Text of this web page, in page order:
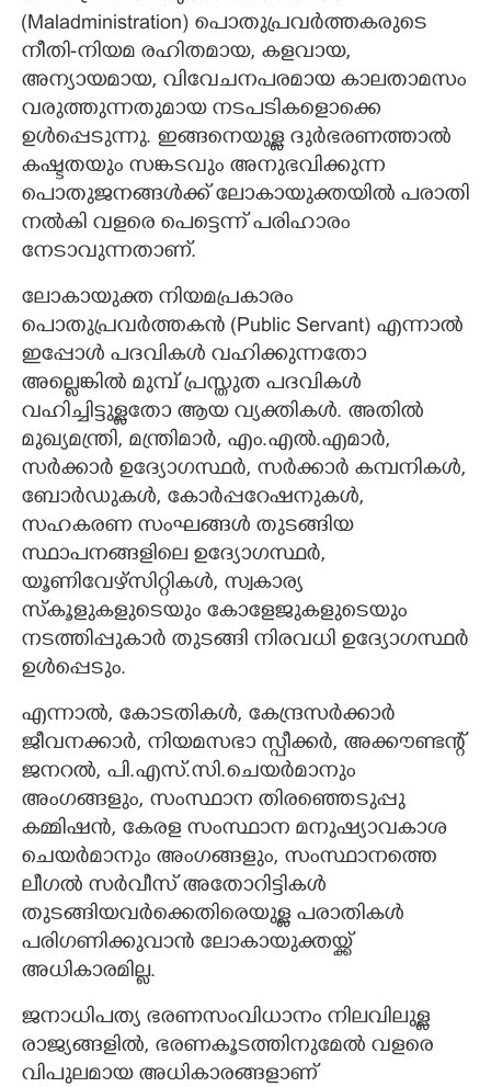
(Maladministration) പൊതുപ്രവർത്തകരുടെ
നീതി-നിയമ രഹിതമായ, കളവായ,
അന്യായമായ, വിവേചനപരമായ കാലതാമസം
വരുത്തുന്നതുമായ നടപടികളൊക്കെ
ഉൾപ്പെടുന്നു. ഇങ്ങനെയുള്ള ദുർഭരണത്താൽ
കഷ്ടതയും സങ്കടവും അനുഭവിക്കുന്ന
പൊതുജനങ്ങൾക്ക് ലോകായുക്തയിൽ പരാതി
നൽകി വളരെ പെട്ടെന്ന് പരിഹാരം
നേടാവുന്നതാണ്.
ലോകായുക്ത നിയമപ്രകാരം
പൊതുപ്രവർത്തകൻ (Public Servant) എന്നാൽ
ഇപ്പോൾ പദവികൾ വഹിക്കുന്നതോ
അല്ലെങ്കിൽ മുമ്പ് പ്രസ്തുത പദവികൾ
വഹിച്ചിട്ടുള്ളതോ ആയ വ്യക്തികൾ. അതിൽ
മുഖ്യമന്ത്രി, മന്ത്രിമാർ, എം.എൽ.എമാർ,
സർക്കാർ ഉദ്യോഗസ്ഥർ, സർക്കാർ കമ്പനികൾ,
ബോർഡുകൾ, കോർപ്പറേഷനുകൾ,
സഹകരണ സംഘങ്ങൾ തുടങ്ങിയ
സ്ഥാപനങ്ങളിലെ ഉദ്യോഗസ്ഥർ,
യൂണിവേഴ്സിറ്റികൾ, സ്വകാര്യ
സ്കൂളുകളുടെയും കോളേജുകളുടെയും
നടത്തിപ്പുകാർ തുടങ്ങി നിരവധി ഉദ്യോഗസ്ഥർ
ഉൾപ്പെടും.
എന്നാൽ, കോടതികൾ, കേന്ദ്രസർക്കാർ
ജീവനക്കാർ, നിയമസഭാ സ്പീക്കർ, അക്കൗണ്ടന്റ്
ജനറൽ, പി.എസ്.സി.ചെയർമാനും
അംഗങ്ങളും, സംസ്ഥാന തിരഞ്ഞെടുപ്പു
കമ്മിഷൻ, കേരള സംസ്ഥാന മനുഷ്യാവകാശ
ചെയർമാനും അംഗങ്ങളും, സംസ്ഥാനത്തെ
ലീഗൽ സർവീസ് അതോറിട്ടികൾ
തുടങ്ങിയവർക്കെതിരെയുള്ള പരാതികൾ
പരിഗണിക്കുവാൻ ലോകായുക്തയ്ക്ക്
അധികാരമില്ല.
ജനാധിപത്യ ഭരണസംവിധാനം നിലവിലുള്ള
രാജ്യങ്ങളിൽ, ഭരണകൂടത്തിനുമേൽ വളരെ
വിപുലമായ അധികാരങ്ങളാണ്